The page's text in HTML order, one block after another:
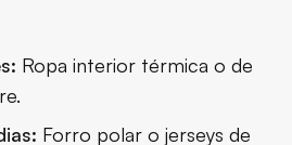
Ropa interior térmica o de
Forro polar o jerseys de